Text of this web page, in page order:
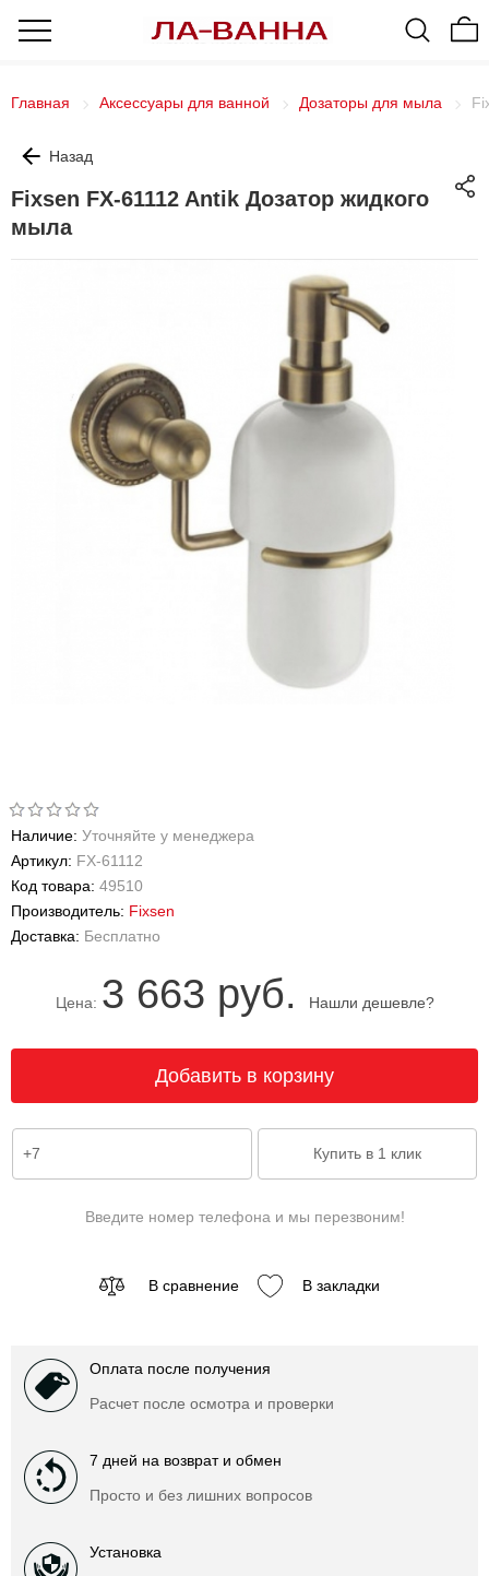
Главная Аксессуары для ванной Дозаторы для мыла
Назад
Fixsen FX-61112 Antik Дозатор жидкого
мыла
Наличие: Уточняйте у менеджера
Артикул: FX-61112
Код товара: 49510
Производитель: Fixsen
Доставка: Бесплатно
Цена: 3 663 руб. Нашли дешевле?
Введите номер телефона и мы перезвоним!
В сравнение В закладки
Оплата после получения
Расчет после осмотра и проверки
7 дней на возврат и обмен
Просто и без лишних вопросов
Установка